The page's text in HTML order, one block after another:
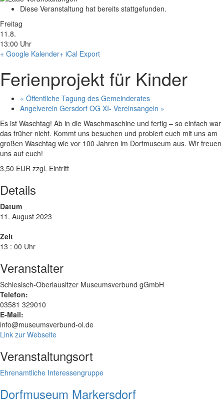
Diese Veranstaltung hat bereits stattgefunden.
Freitag
11.8.
13:00 Uhr
+ Google Kalender+ iCal Export
Ferienprojekt für Kinder
« Öffentliche Tagung des Gemeinderates
Angelverein Gersdorf OG XI- Vereinsangeln »
Es ist Waschtag! Ab in die Waschmaschine und fertig – so einfach war
das früher nicht. Kommt uns besuchen und probiert euch mit uns am
großen Waschtag wie vor 100 Jahren im Dorfmuseum aus. Wir freuen
uns auf euch!
3,50 EUR zzgl. Eintritt
Details
Datum
11. August 2023
Zeit
13 : 00 Uhr
Veranstalter
Schlesisch-Oberlausitzer Museumsverbund gGmbH
Telefon:
03581 329010
E-Mail:
info@museumsverbund-ol.de
Link zur Webseite
Veranstaltungsort
Ehrenamtliche Interessengruppe
Dorfmuseum Markersdorf